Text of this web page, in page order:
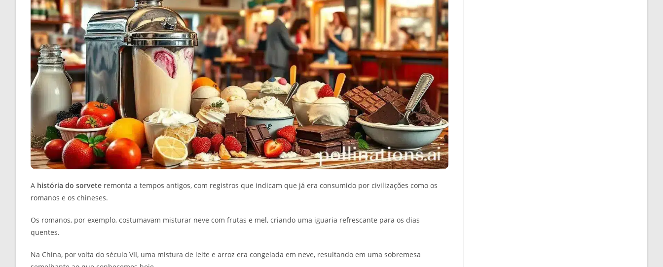
A história do sorvete remonta a tempos antigos, com registros que indicam que já era consumido por civilizações como os
romanos e os chineses.
Os romanos, por exemplo, costumavam misturar neve com frutas e mel, criando uma iguaria refrescante para os dias
quentes.
Na China, por volta do século VII, uma mistura de leite e arroz era congelada em neve, resultando em uma sobremesa